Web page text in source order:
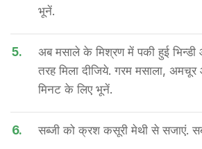
भूनें.
5.
अब मसाले के मिश्रण में पकी हुई
तरह मिला दीजिये. गरम मसाला,
मिनट के लिए भूनें.
6. सब्जी को क्रश कसूरी मेथी से सजाएं.